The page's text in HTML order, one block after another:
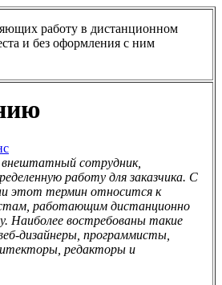
работу в дистанционном
и без оформления с ним
сотрудник,
работу для заказчика. С
этот термин относится к
работающим дистанционно
Наиболее востребованы такие
дизайнеры, программисты,
редакторы и